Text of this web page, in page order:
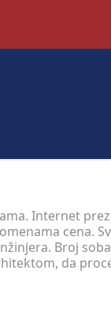
Internet
cena.
Broj
da